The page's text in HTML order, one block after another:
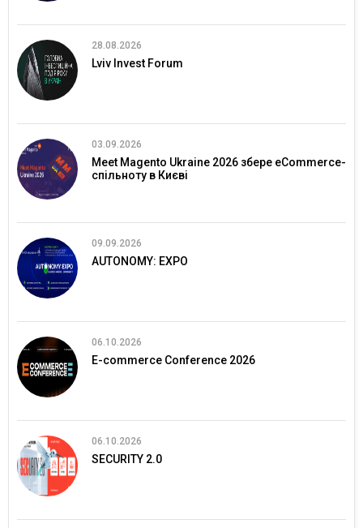
28.08.2026
Lviv Invest Forum
03.09.2026
Meet Magento Ukraine 2026 збере eCommerce-
спільноту в Києві
09.09.2026
AUTONOMY: EXPO
06.10.2026
E-commerce Conference 2026
06.10.2026
SECURITY 2.0